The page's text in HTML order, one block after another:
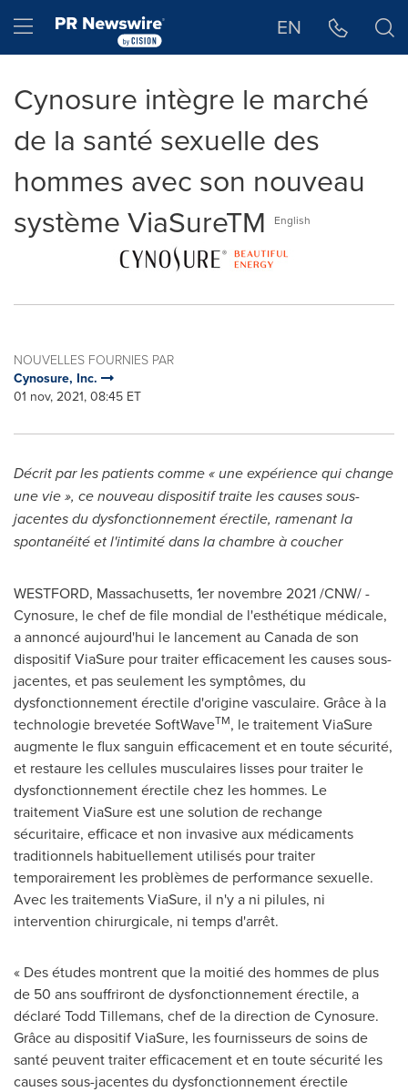
Hamburger menu EN
Cynosure intègre le marché
de la santé sexuelle des
hommes avec son nouveau
système ViaSureTM
English
NOUVELLES FOURNIES PAR
Cynosure, Inc.
01 nov, 2021, 08:45 ET
Décrit par les patients comme « une expérience qui change
une vie », ce nouveau dispositif traite les causes sous-
jacentes du dysfonctionnement érectile, ramenant la
spontanéité et l'intimité dans la chambre à coucher
WESTFORD, Massachusetts, 1er novembre 2021 /CNW/ -
Cynosure, le chef de file mondial de l'esthétique médicale,
a annoncé aujourd'hui le lancement au Canadade son
dispositif ViaSure pour traiter efficacement les causes sous-
jacentes, et pas seulement les symptômes, du
dysfonctionnement érectile d'origine vasculaire. Grâce à la
technologie brevetée SoftWaveTM, le traitement ViaSure
augmente le flux sanguin efficacement et en toute sécurité,
et restaure les cellules musculaires lisses pour traiter le
dysfonctionnement érectile chez les hommes. Le
traitement ViaSure est une solution de rechange
sécuritaire, efficace et non invasive aux médicaments
traditionnels habituellement utilisés pour traiter
temporairement les problèmes de performance sexuelle.
Avec les traitements ViaSure, il n'y a ni pilules, ni
intervention chirurgicale, ni temps d'arrêt.
« Des études montrent que la moitié des hommes de plus
de 50 ans souffriront de dysfonctionnement érectile, a
déclaré Todd Tillemans, chef de la direction de Cynosure.
Grâce au dispositif ViaSure, les fournisseurs de soins de
santé peuvent traiter efficacement et en toute sécurité les
causes sous-jacentes du dysfonctionnement érectile